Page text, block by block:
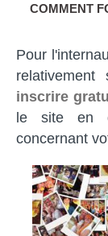
COMMENT
Pour
inscrire
le site en
concernant